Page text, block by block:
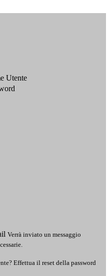
Utente
Verrà inviato un messaggio
Effettua il reset della password